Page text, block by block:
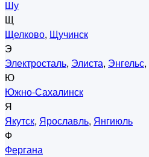
Шу
Щ
Щелково, Щучинск
Э
Электросталь, Элиста, Энгельс,
Ю
Южно-Сахалинск
Я
Якутск, Ярославль, Янгиюль
Ф
Фергана